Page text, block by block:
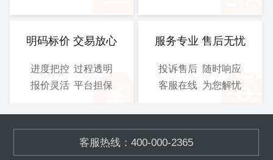
总施工图
图、 电气施工图等
3D图
备,OEM加工
提交文件：SOLIDWORKS
明码标价 交易放心
进度把控 过程透明
报价灵活 平台担保
服务专业 售后无忧
投诉售后 随时响应
客服在线 为您解忧
客服热线：400-000-2365